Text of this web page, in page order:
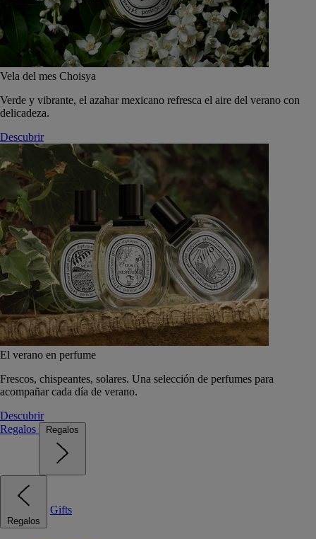
Vela del mes Choisya
Verde y vibrante, el azahar mexicano refresca el aire del verano con
delicadeza.
Descubrir
El verano en perfume
Frescos, chispeantes, solares. Una selección de perfumes para
acompañar cada día de verano.
Descubrir
Regalos
Regalos
Regalos
Gifts